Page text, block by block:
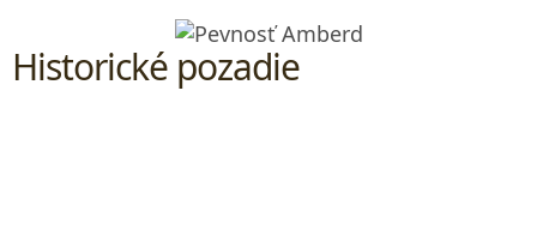
Historické pozadie